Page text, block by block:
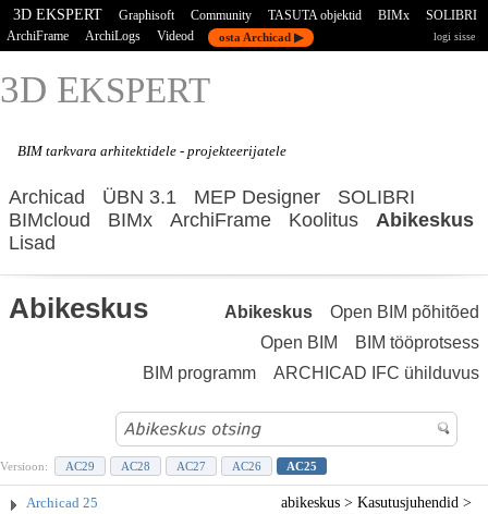
3D EKSPERT Graphisoft Community TASUTA objektid BIMx
SOLIBRI
ArchiFrame
ArchiLogs Videod osta Archicad ▶ logi sisse
3D EKSPERT
BIM tarkvara arhitektidele - projekteerijatele
Archicad ÜBN 3.1 MEP Designer
SOLIBRI
BIMcloud
BIMx ArchiFrame Koolitus
Abikeskus
Lisad
Abikeskus Abikeskus
Open BIM põhitõed
Open BIM
BIM tööprotsess
BIM programm
ARCHICAD IFC ühilduvus
Versioon: AC29 AC28 AC27 AC26 AC25
Archicad 25 abikeskus > Kasutusjuhendid >